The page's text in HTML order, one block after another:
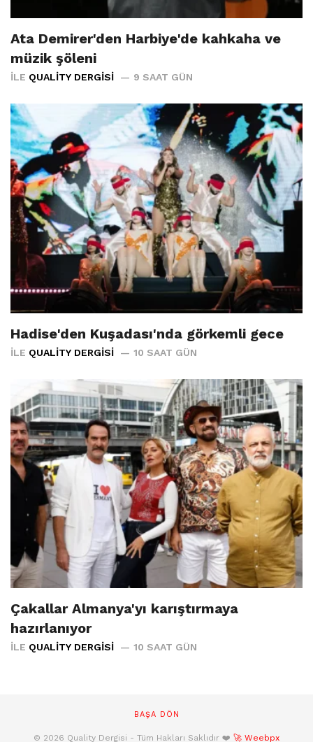
Ata Demirer'den Harbiye'de kahkaha ve
müzik şöleni
İLE QUALITY DERGISI 9 SAAT GÜN
Hadise'den Kuşadası'nda görkemli gece
İLE QUALITY DERGISI 10 SAAT GÜN
Çakallar Almanya'yı karıştırmaya
hazırlanıyor
İLE QUALITY DERGISI 10 SAAT GÜN
BAŞA DÖN
© 2026 Quality Dergisi - Tüm Hakları Saklıdır ❤️ 🚀 Weebpx